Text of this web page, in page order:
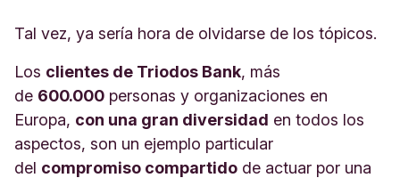
Tal vez, ya sería hora de olvidarse de los tópicos.
Los clientes de Triodos Bank, más
de 600.000 personas y organizaciones en
Europa, con una gran diversidad en todos los
aspectos, son un ejemplo particular
del compromiso compartido de actuar por una